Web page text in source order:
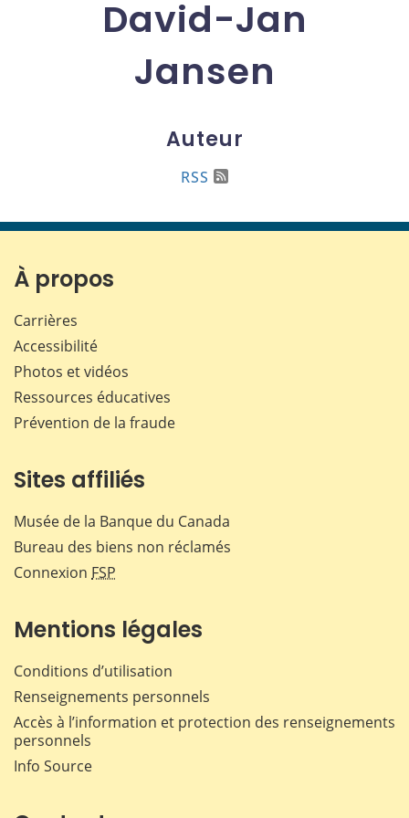
David-Jan
Jansen
Auteur
RSS
À propos
Carrières
Accessibilité
Photos et vidéos
Ressources éducatives
Prévention de la fraude
Sites affiliés
Musée de la Banque du Canada
Bureau des biens non réclamés
Connexion FSP
Mentions légales
Conditions d’utilisation
Renseignements personnels
Accès à l’information et protection des renseignements
personnels
Info Source